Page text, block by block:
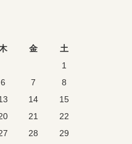
金
土
1
6 7
8
14
15
21
22
28
29